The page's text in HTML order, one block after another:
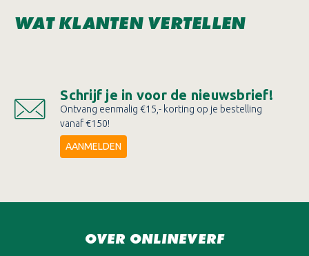
WAT KLANTEN VERTELLEN
Schrijf je in voor de nieuwsbrief!
Ontvang eenmalig €15,- korting op je bestelling
vanaf €150!
AANMELDEN
OVER ONLINEVERF